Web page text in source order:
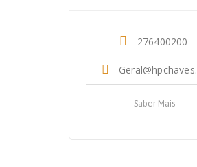
276400200
Saber Mais